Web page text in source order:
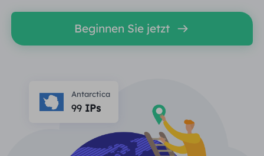
Unbegrenzter Wohn-Proxy
Berater für langfristige imap
Statischer Wohn-Proxy $0.28/IP/Tag
Ich habe kein heating
Berater für langfristige imap $1.4
NACH ANWENDUNGSFALL
Markenschutz
SEO-Überwachung
Ressourcen
Partnerprogramm
Partner
Lernen
Beginnen Sie jetzt
Antarctica
99IPs